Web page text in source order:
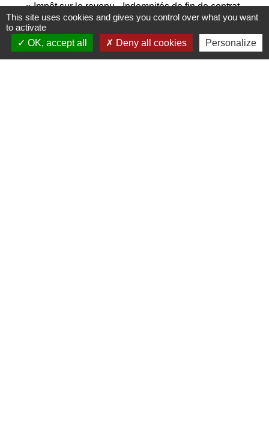
Impôt sur le revenu - Indemnités de fin de contrat,
licenciement, retraite
Argent - Impôts - Consommation
This site uses cookies and gives you control over what you want
to activate
OK, accept all
Deny all cookies Personalize